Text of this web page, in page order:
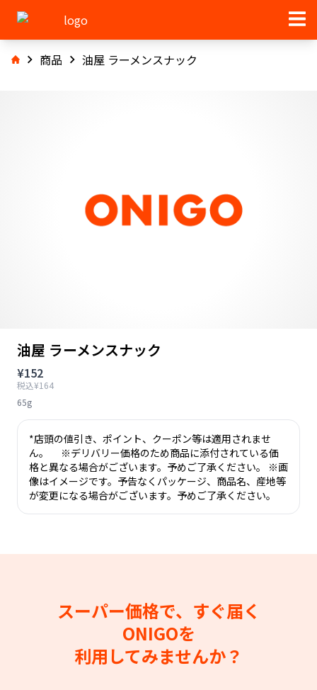
商品 油屋 ラーメンスナック
油屋 ラーメンスナック
¥152
税込¥164
65g
*店頭の値引き、ポイント、クーポン等は適用されませ
ん。 ※デリバリー価格のため商品に添付されている価
格と異なる場合がございます。予めご了承ください。 ※画
像はイメージです。予告なくパッケージ、商品名、産地等
が変更になる場合がございます。予めご了承ください。
スーパー価格で、すぐ届く
ONIGOを
利用してみませんか？